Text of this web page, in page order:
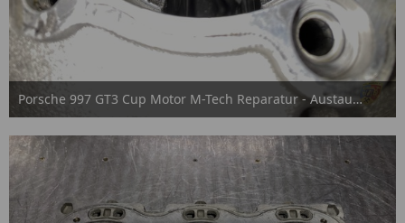
Porsche 997 GT3 Cup Motor M-Tech Reparatur - Austausch
15. September 2025